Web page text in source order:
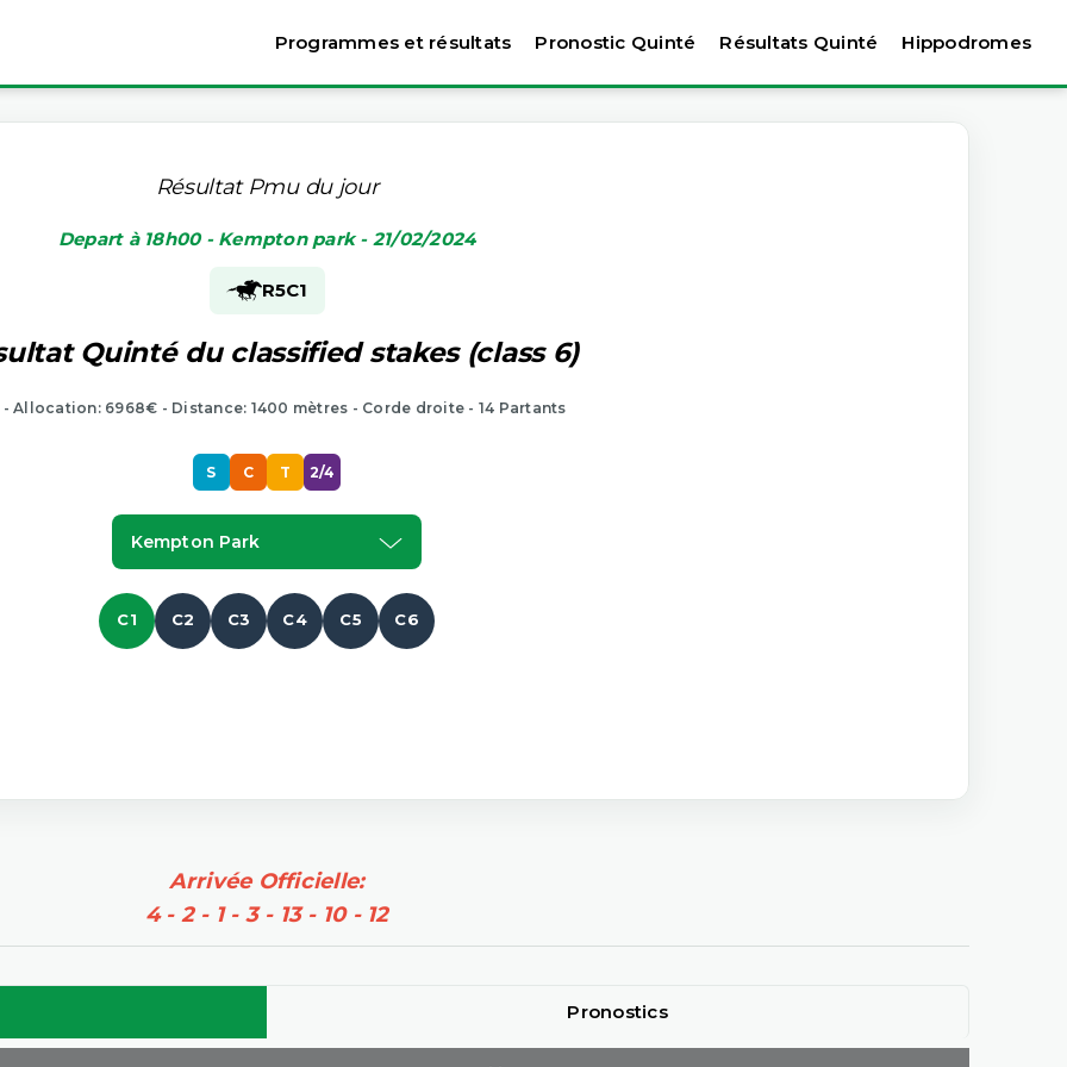
Programmes et résultats Pronostic Quinté Résultats Quinté Hippodromes
Résultat Pmu du jour
Depart à 18h00 - Kempton park - 21/02/2024
R5C1
Quinté du classified stakes (class 6)
- Allocation: 6968€ - Distance: 1400 mètres - Corde droite - 14 Partants
S C T 2/4
Kempton Park
C1 C2 C3 C4 C5 C6
Arrivée Officielle:
4 - 2 - 1 - 3 - 13 - 10 - 12
Pronostics